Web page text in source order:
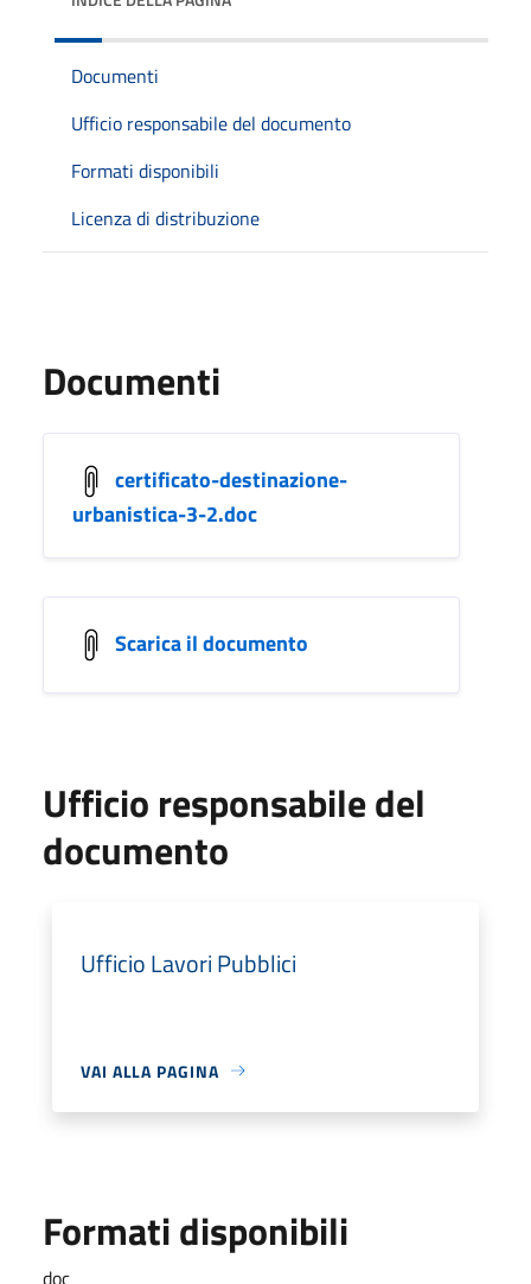
Documenti
Ufficio responsabile del documento
Formati disponibili
Licenza di distribuzione
Documenti
certificato-destinazione-
urbanistica-3-2.doc
Scarica il documento
Ufficio responsabile del
documento
Ufficio Lavori Pubblici
VAI ALLA PAGINA
Formati disponibili
doc